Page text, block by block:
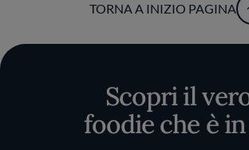
TORNA A INIZIO PAGINA
Scopri il
foodie che è